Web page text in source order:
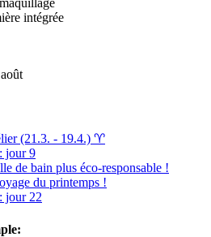
intégrée
(21.3. - 19.4.) ♈︎
jour 9
de bain plus éco-responsable !
du printemps !
jour 22